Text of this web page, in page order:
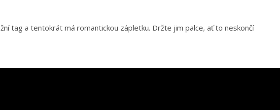
tag a tentokrát má romantickou zápletku. Držte jim palce, ať to neskončí